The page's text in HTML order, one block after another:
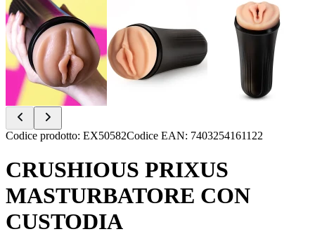
Item
of
7
Codice prodotto: EX50582Codice EAN: 7403254161122
CRUSHIOUS PRIXUS
MASTURBATORE CON
CUSTODIA